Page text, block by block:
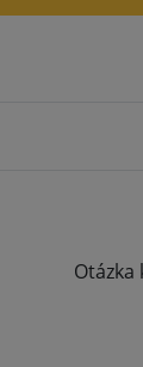
Otázka